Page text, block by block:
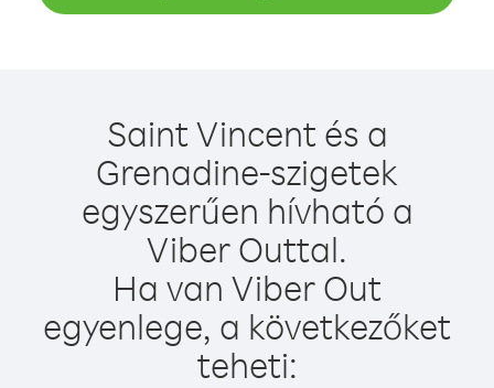
Saint Vincent és a
Grenadine-szigetek
egyszerűen hívható a
Viber Outtal.
Ha van Viber Out
egyenlege, a következőket
teheti: